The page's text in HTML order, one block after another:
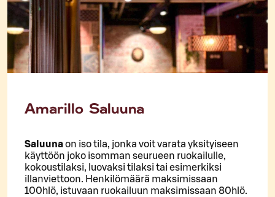
Amarillo Saluuna
Saluunaon iso tila, jonka voit varata yksityiseen
käyttöön joko isomman seurueen ruokailulle,
kokoustilaksi, luovaksi tilaksi tai esimerkiksi
illanviettoon. Henkilömäärä maksimissaan
100hlö, istuvaan ruokailuun maksimissaan 80hlö.